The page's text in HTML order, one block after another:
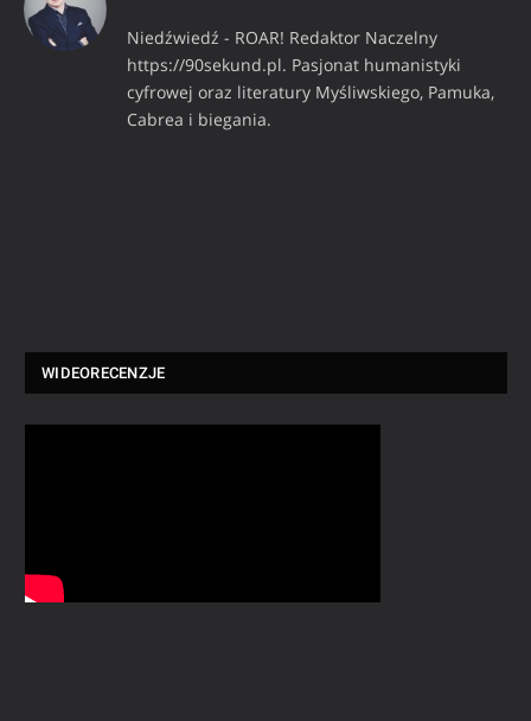
Niedźwiedź - ROAR! Redaktor Naczelny
https://90sekund.pl. Pasjonat humanistyki
cyfrowej oraz literatury Myśliwskiego, Pamuka,
Cabrea i biegania.
WIDEORECENZJE